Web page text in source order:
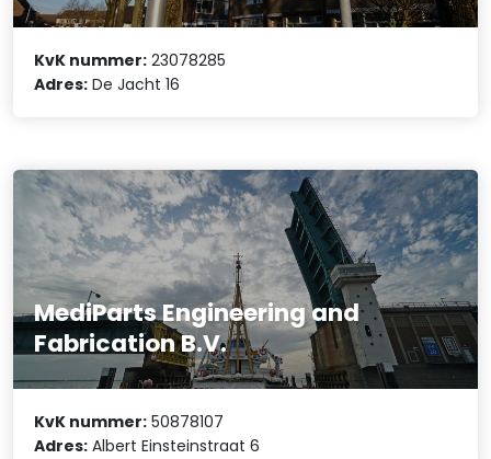
KvK nummer: 23078285
Adres: De Jacht 16
MediParts Engineering and
Fabrication B.V.
KvK nummer: 50878107
Adres: Albert Einsteinstraat 6